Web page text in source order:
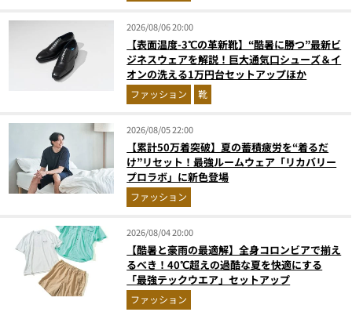
2026/08/06 20:00
【表面温度-3℃の革新靴】“酷暑に勝つ”最新ビ
ジネスウェアを解説！巨大通気口シューズ＆イ
オンの洗える1万円台セットアップほか
ファッション 靴
2026/08/05 22:00
【累計50万着突破】夏の蓄積疲労を“着るだ
け”リセット！最強ルームウェア「リカバリー
プロラボ」に新色登場
ファッション
2026/08/04 20:00
【酷暑と豪雨の最適解】全身コロンビアで揃え
るべき！40℃超えの過酷な夏を快適にする
「最強テックウエア」セットアップ
ファッション